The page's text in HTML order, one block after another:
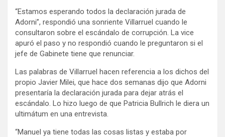
“Estamos esperando todos la declaración jurada de
Adorni”, respondió una sonriente Villarruel cuando le
consultaron sobre el escándalo de corrupción. La vice
apuró el paso y no respondió cuando le preguntaron si el
jefe de Gabinete tiene que renunciar.
Las palabras de Villarruel hacen referencia a los dichos del
propio Javier Milei, que hace dos semanas dijo que Adorni
presentaría la declaración jurada para dejar atrás el
escándalo. Lo hizo luego de que Patricia Bullrich le diera un
ultimátum en una entrevista.
“Manuel ya tiene todas las cosas listas y estaba por